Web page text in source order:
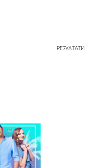
РЕЗУЛТАТИ